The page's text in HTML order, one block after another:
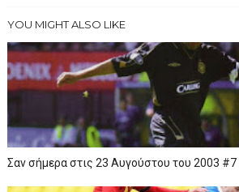
YOU MIGHT ALSO LIKE
Σαν σήμερα στις 23 Αυγούστου του 2003 #7